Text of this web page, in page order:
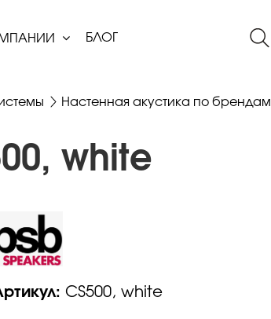
БЛОГ
Настенная акустика по брендам
white
CS500, white